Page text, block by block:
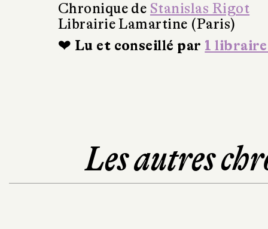
Chronique de Stanislas Rigot
Librairie Lamartine (Paris)
❤ Lu et conseillé par 1
Les autres